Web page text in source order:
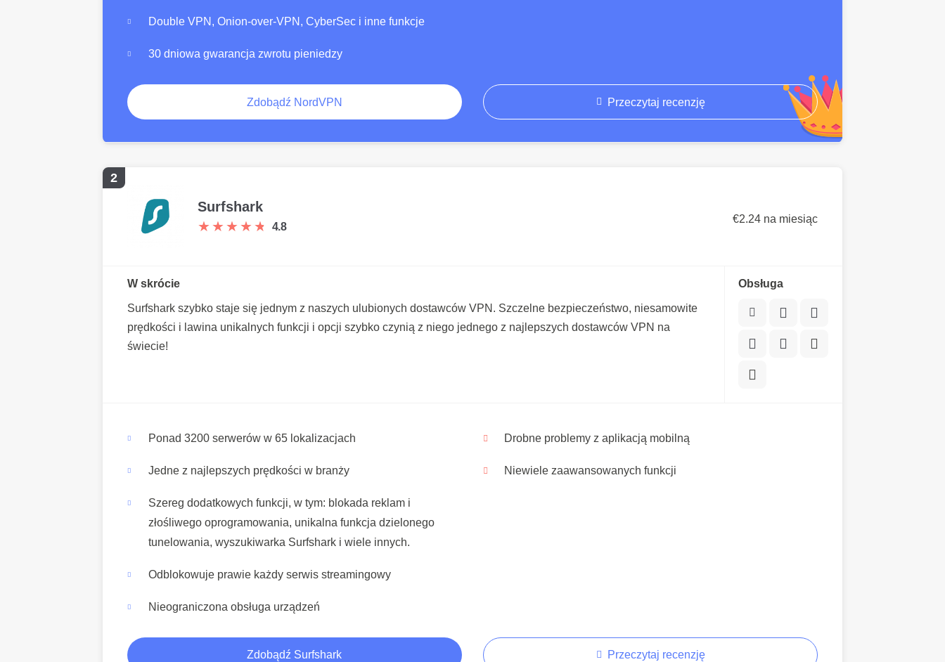
Double VPN, Onion-over-VPN, CyberSec i inne funkcje
30 dniowa gwarancja zwrotu pieniedzy
Zdobądź NordVPN Przeczytaj recenzję
2
Surfshark
★ ★ ★ ★ ★
★ ★ ★ ★ ★ 4.8
€2.24 na miesiąc
W skrócie
Surfshark szybko staje się jednym z naszych ulubionych dostawców VPN. Szczelne bezpieczeństwo, niesamowite
prędkości i lawina unikalnych funkcji i opcji szybko czynią z niego jednego z najlepszych dostawców VPN na
świecie!
Obsługa
Ponad 3200 serwerów w 65 lokalizacjach
Jedne z najlepszych prędkości w branży
Szereg dodatkowych funkcji, w tym: blokada reklam i
złośliwego oprogramowania, unikalna funkcja dzielonego
tunelowania, wyszukiwarka Surfshark i wiele innych.
Odblokowuje prawie każdy serwis streamingowy
Nieograniczona obsługa urządzeń
Drobne problemy z aplikacją mobilną
Niewiele zaawansowanych funkcji
Zdobądź Surfshark Przeczytaj recenzję